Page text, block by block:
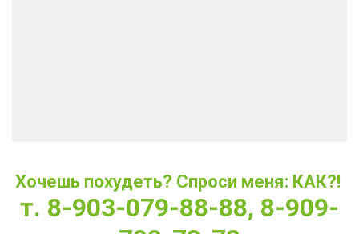
Хочешь похудеть? Спроси меня: КАК?!
т. 8-903-079-88-88, 8-909-